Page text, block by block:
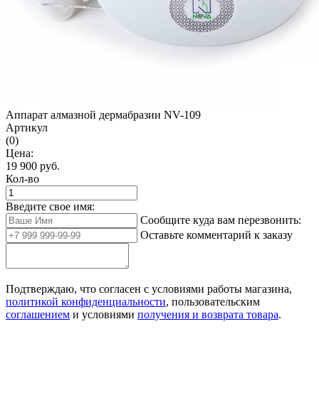
Аппарат алмазной дермабразии NV-109
Артикул
(0)
Цена:
19 900 руб.
Кол-во
Введите свое имя:
Сообщите куда вам перезвонить:
Оставьте комментарий к заказу
Подтверждаю, что согласен с условиями работы магазина,
политикой конфиденциальности, пользовательским
соглашением и условиями получения и возврата товара.